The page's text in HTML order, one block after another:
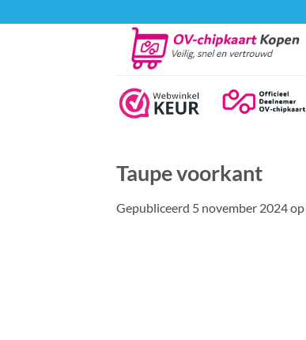
naar
Taupe voorkant
Gepubliceerd 5 november 2024op